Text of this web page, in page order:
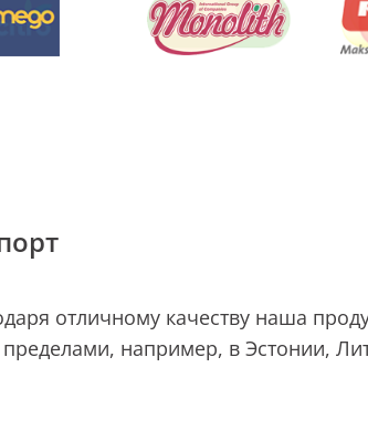
отличному качеству наша
пределами, например, в Эстонии,